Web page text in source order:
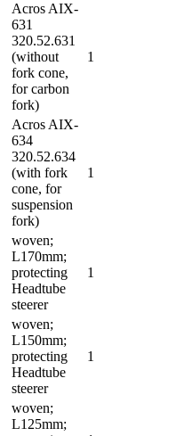
Acros AIX-
631
320.52.631
(without
fork cone,
for carbon
fork)
1
Acros AIX-
634
320.52.634
(with fork
cone, for
suspension
fork)
1
woven;
L170mm;
protecting
Headtube
steerer
1
woven;
L150mm;
protecting
Headtube
steerer
1
woven;
L125mm;